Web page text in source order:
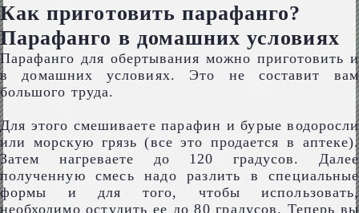
Как приготовить парафанго?
Парафанго в домашних условиях
Парафанго для обертывания можно приготовить и
в домашних условиях. Это не составит вам
большого труда.
Для этого смешиваете парафин и бурые водоросли
или морскую грязь (все это продается в аптеке).
Затем нагреваете до 120 градусов. Далее
полученную смесь надо разлить в специальные
формы и для того, чтобы использовать,
необходимо остудить ее до 80 градусов. Теперь вы